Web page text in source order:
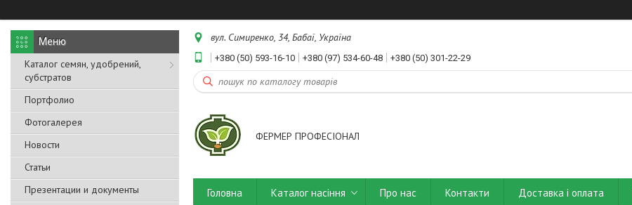
Каталог семян, удобрений,
субстратов
Портфолио
Фотогалерея
Новости
Статьи
Презентации и документы
вул. Симиренко, 34, Бабаї, Україна
+380 (50) 593-16-10 +380 (97) 534-60-48 +380 (50) 301-22-29
ФЕРМЕР ПРОФЕСІОНАЛ
Головна Каталог насіння Про нас Контакти Доставка і оплата